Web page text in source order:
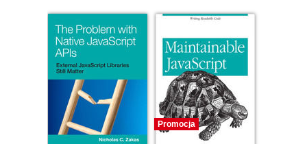
Promocja